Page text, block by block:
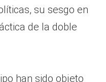
su sesgo en
de la doble
han sido objeto